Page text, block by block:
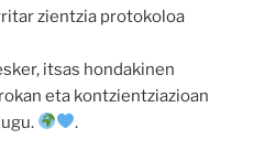
zientzia protokoloa
itsas hondakinen
eta kontzientziazioan
.